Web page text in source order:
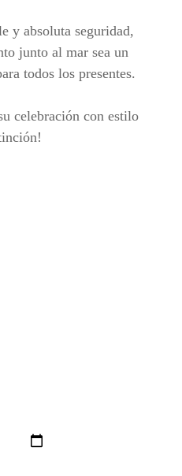
y absoluta seguridad,
junto al mar sea un
todos los presentes.
celebración con estilo